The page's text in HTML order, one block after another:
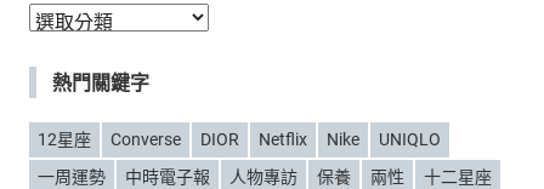
分
熱門關鍵字
12星座 Converse DIOR Netflix Nike
UNIQLO
一周運勢
中時電子報 人物專訪 保養 兩性
十二星座